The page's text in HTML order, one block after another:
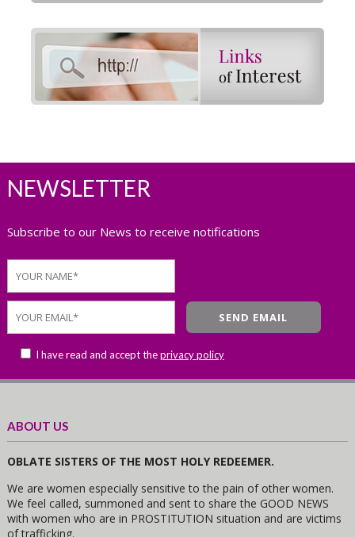
NEWSLETTER
Subscribe to our News to receive notifications
I have read and accept theprivacy policy
ABOUT US
OBLATE SISTERS OF THE MOST HOLY REDEEMER.
We are women especially sensitive to the pain of other women.
We feel called, summoned and sent to share the GOOD NEWS
with women who are in PROSTITUTION situation and are victims
of trafficking.